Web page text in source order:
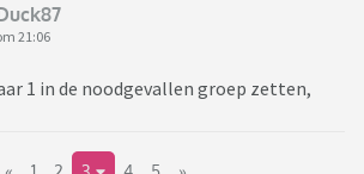
21:06
1 in de noodgevallen groep zetten,